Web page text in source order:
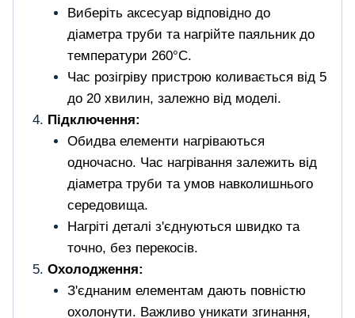
Виберіть аксесуар відповідно до
діаметра труби та нагрійте паяльник до
температури 260°C.
Час розігріву пристрою коливається від 5
до 20 хвилин, залежно від моделі.
Підключення:
Обидва елементи нагріваються
одночасно. Час нагрівання залежить від
діаметра труби та умов навколишнього
середовища.
Нагріті деталі з'єднуються швидко та
точно, без перекосів.
Охолодження:
З'єднаним елементам дають повністю
охолонути. Важливо уникати згинання,